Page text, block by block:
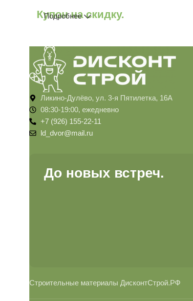
Купон на скидку.
Подробнее
Ликино-Дулёво, ул. 3-я Пятилетка, 16А
08:30-19:00, ежедневно
+7 (926) 155-22-11
ld_dvor@mail.ru
До новых встреч.
Строительные материалы ДисконтСтрой.РФ